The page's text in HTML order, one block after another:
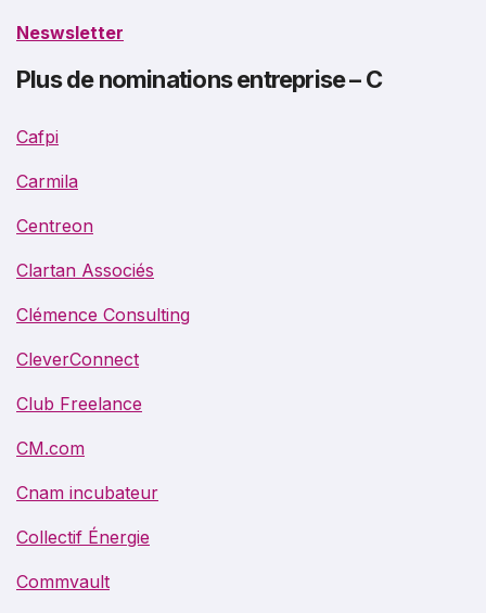
Neswsletter
Plus de nominations entreprise – C
Cafpi
Carmila
Centreon
Clartan Associés
Clémence Consulting
CleverConnect
Club Freelance
CM.com
Cnam incubateur
Collectif Énergie
Commvault